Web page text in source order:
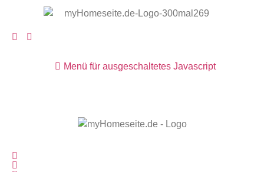
Menü für ausgeschaltetes Javascript